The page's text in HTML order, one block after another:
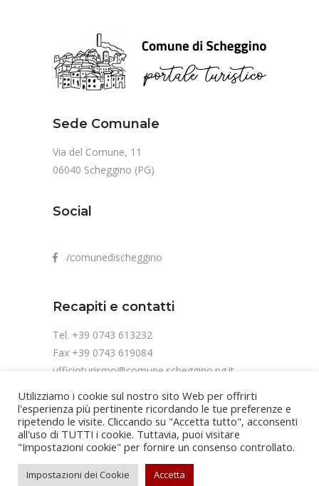
Sede Comunale
Via del Comune, 11
06040 Scheggino (PG)
Social
/comunedischeggino
Recapiti e contatti
Tel. +39 0743 613232
Fax +39 0743 619084
ufficioturismo@comune.scheggino.pg.it
Copyright Comune di Scheggino | Cod. fis.
Utilizziamo i cookie sul nostro sito Web per offrirti
l'esperienza più pertinente ricordando le tue preferenze e
ripetendo le visite. Cliccando su "Accetta tutto", acconsenti
all'uso di TUTTI i cookie. Tuttavia, puoi visitare
"Impostazioni cookie" per fornire un consenso controllato.
Impostazioni dei Cookie Accetta